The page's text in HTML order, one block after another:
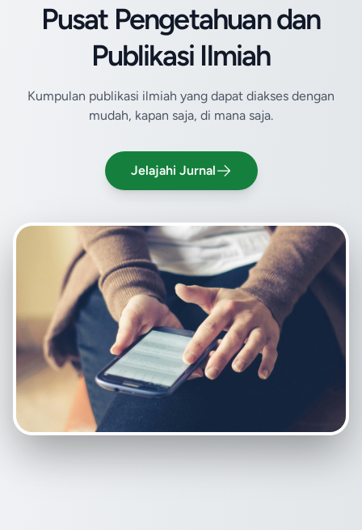
Pusat Pengetahuan dan
Publikasi Ilmiah
Kumpulan publikasi ilmiah yang dapat diakses dengan
mudah, kapan saja, di mana saja.
Jelajahi Jurnal